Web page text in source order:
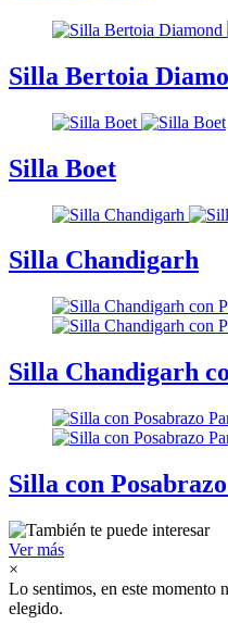
Silla Bertoia
Silla Boet
Silla Chandigarh
Silla Chandigarh
Silla con
Ver más
×
Lo sentimos, en este momento
elegido.